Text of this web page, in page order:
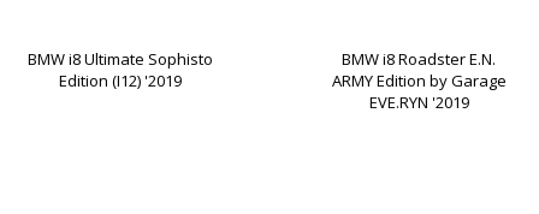
BMW i8 Ultimate Sophisto
Edition (I12) '2019
BMW i8 Roadster E.N.
ARMY Edition by Garage
EVE.RYN '2019